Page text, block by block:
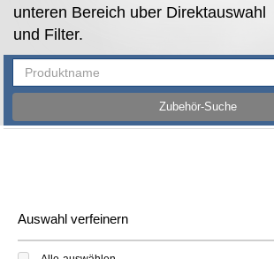
unteren Bereich uber Direktauswahl
und Filter.
Zubehör-Suche
Auswahl verfeinern